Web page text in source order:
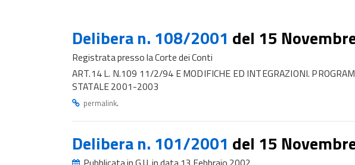
Delibera n. 108/2001 del 15
Registrata presso la Corte dei Conti
ART.14 L. N.109 11/2/94 E MODIFICHE ED INTEGRAZIONI.
STATALE 2001-2003
permalink.
Delibera n. 101/2001 del 15